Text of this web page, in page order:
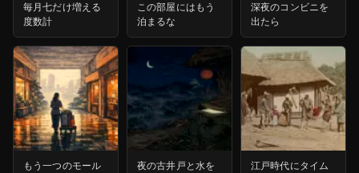
毎月七だけ増える
度数計
この部屋にはもう
泊まるな
深夜のコンビニを
出たら
もう一つのモール
夜の古井戸と水を
江戸時代にタイム